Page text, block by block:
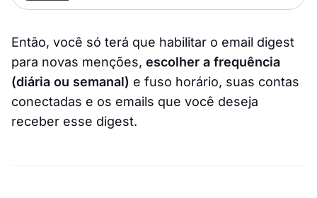
Então, você só terá que habilitar o email digest
para novas menções, escolher a frequência
(diária ou semanal) e fuso horário, suas contas
conectadas e os emails que você deseja
receber esse digest.